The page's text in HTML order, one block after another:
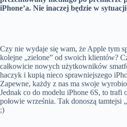
iPhone’a. Nie inaczej będzie w
Czy nie wydaje się wam, że Apple tym
kolejne „zielone” od swoich klientów?
całkowicie nowych użytkowników
haczyk i kupią nieco sprawniejszego
Zapewne, każdy z nas ma swoje
Jednak co do modelu iPhone 6S, to trafi
połowie września. Tak donoszą tamtejsi
;)